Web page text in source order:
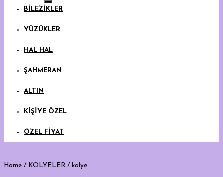
BİLEZİKLER
YÜZÜKLER
HAL HAL
ŞAHMERAN
ALTIN
KİŞİYE ÖZEL
ÖZEL FİYAT
Home / KOLYELER / kolye